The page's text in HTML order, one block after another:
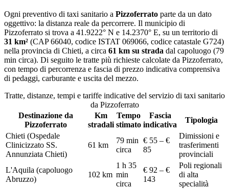
Ogni preventivo di taxi sanitario a Pizzoferrato parte da un dato
oggettivo: la distanza reale da percorrere. Il municipio di
Pizzoferrato si trova a 41.9222° N e 14.2370° E, su un territorio di
31 km² (CAP66040, codice ISTAT 069066, codice catastale G724)
nella provincia di Chieti, a circa 61 km su strada dal capoluogo (79
min circa). Di seguito le tratte più richieste calcolate da Pizzoferrato,
con tempo di percorrenza e fascia di prezzo indicativa comprensiva
di pedaggi, carburante e uscita del mezzo.
Tratte, distanze, tempi e tariffe indicative del servizio di taxi sanitario
da Pizzoferrato
Destinazione da
Pizzoferrato
Km
stradali
Tempo
stimato
Fascia
indicativa
Tipologia
Chieti (Ospedale
Clinicizzato SS.
Annunziata Chieti)
61 km
79 min
circa
€ 55 – €
85
Dimissioni e
trasferimenti
provinciali
L'Aquila (capoluogo
Abruzzo)
102 km
1 h 35
min
circa
€ 92 – €
143
Poli regionali
di alta
specialità